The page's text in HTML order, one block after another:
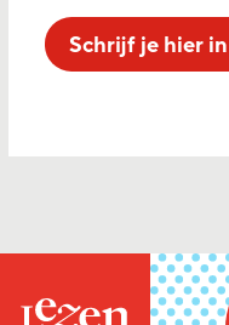
Schrijf je hier in